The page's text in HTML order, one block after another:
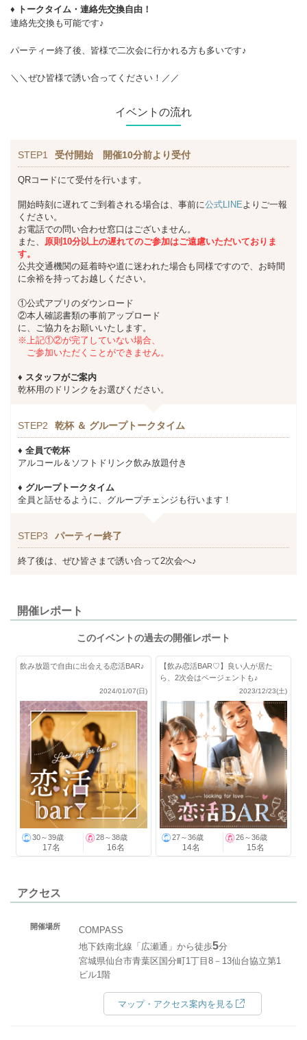
♦ トークタイム・連絡先交換自由！
連絡先交換も可能です♪
パーティー終了後、皆様で二次会に行かれる方も多いです♪
＼＼ぜひ皆様で誘い合ってください！／／
イベントの流れ
STEP1 受付開始 開催10分前より受付
QRコードにて受付を行います。
開始時刻に遅れてご到着される場合は、事前に公式LINEよりご一報
ください。
お電話での問い合わせ窓口はございません。
また、 原則10分以上の遅れてのご参加はご遠慮いただいておりま
す。
公共交通機関の延着時や道に迷われた場合も同様ですので、お時間
に余裕を持ってお越しください。
①公式アプリのダウンロード
②本人確認書類の事前アップロード
に、ご協力をお願いいたします。
※上記①②が完了していない場合、
ご参加いただくことができません。
♦ スタッフがご案内
乾杯用のドリンクをお選びください。
STEP2 乾杯 ＆ グループトークタイム
♦ 全員で乾杯
アルコール＆ソフトドリンク飲み放題付き
♦ グループトークタイム
全員と話せるように、グループチェンジも行います！
STEP3 パーティー終了
終了後は、ぜひ皆さまで誘い合って2次会へ♪
開催レポート
このイベントの過去の開催レポート
飲み放題で自由に出会える恋活BAR♪
2024/01/07(日)
30～39歳
17名
28～38歳
16名
【飲み恋活BAR♡】良い人が居た
ら、2次会はページェントも♪
2023/12/23(土)
27～36歳
14名
26～36歳
15名
アクセス
開催場所
COMPASS
地下鉄南北線「広瀬通」から徒歩5分
宮城県仙台市青葉区国分町1丁目8－13仙台協立第1
ビル1階
マップ・アクセス案内を見る